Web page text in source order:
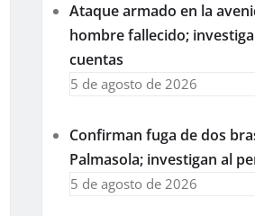
Ataque armado en la
hombre fallecido;
cuentas
5 de agosto de 2026
Confirman fuga de dos
Palmasola; investigan al
5 de agosto de 2026